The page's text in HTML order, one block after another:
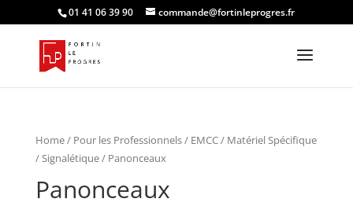
01 41 06 39 90 commande@fortinleprogres.fr
Home/ Pour les Professionnels/ EMCC/ Matériel Spécifique
/ Signalétique/ Panonceaux
Panonceaux